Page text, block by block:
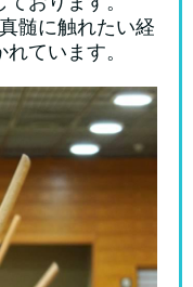
髄に触れたい経
ています。